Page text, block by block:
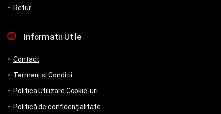
Retur
Informatii Utile
Contact
Termeni si Conditii
Politica Utilizare Cookie-uri
Politică de confidențialitate